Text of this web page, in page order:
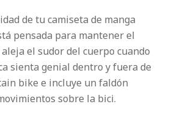
de tu camiseta de manga
pensada para mantener el
el sudor del cuerpo cuando
sienta genial dentro y fuera de
bike e incluye un faldón
sobre la bici.